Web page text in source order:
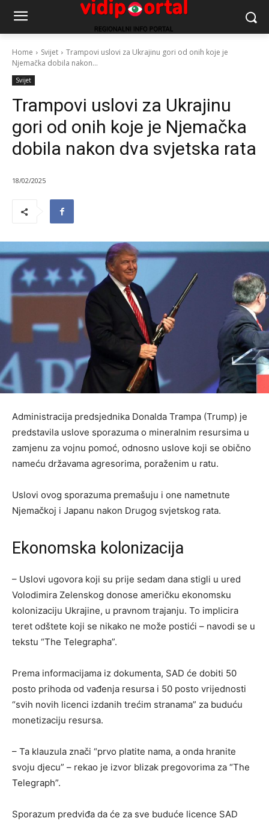
Home Svijet
Trampovi uslovi za Ukrajinu gori od onih koje je
Njemačka dobila nakon...
Svijet
Trampovi uslovi za Ukrajinu
gori od onih koje je Njemačka
dobila nakon dva svjetska rata
18/02/2025
Administracija predsjednika Donalda Trampa (Trump) je
predstavila uslove sporazuma o mineralnim resursima u
zamjenu za vojnu pomoć, odnosno uslove koji se obično
nameću državama agresorima, poraženim u ratu.
Uslovi ovog sporazuma premašuju i one nametnute
Njemačkoj i Japanu nakon Drugog svjetskog rata.
Ekonomska kolonizacija
– Uslovi ugovora koji su prije sedam dana stigli u ured
Volodimira Zelenskog donose američku ekonomsku
kolonizaciju Ukrajine, u pravnom trajanju. To implicira
teret odštete koji se nikako ne može postići – navodi se u
tekstu “The Telegrapha”.
Prema informacijama iz dokumenta, SAD će dobiti 50
posto prihoda od vađenja resursa i 50 posto vrijednosti
“svih novih licenci izdanih trećim stranama” za buduću
monetizaciju resursa.
– Ta klauzula znači “prvo platite nama, a onda hranite
svoju djecu” – rekao je izvor blizak pregovorima za “The
Telegraph”.
Sporazum predviđa da će za sve buduće licence SAD